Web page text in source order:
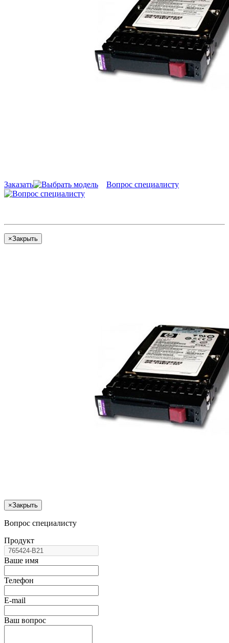
Заказать Вопрос специалисту
×Закрыть
×Закрыть
Вопрос специалисту
Продукт
Ваше имя
Телефон
E-mail
Ваш вопрос